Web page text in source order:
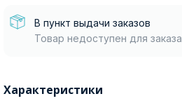
В пункт выдачи заказов
Товар недоступен для заказа
Характеристики